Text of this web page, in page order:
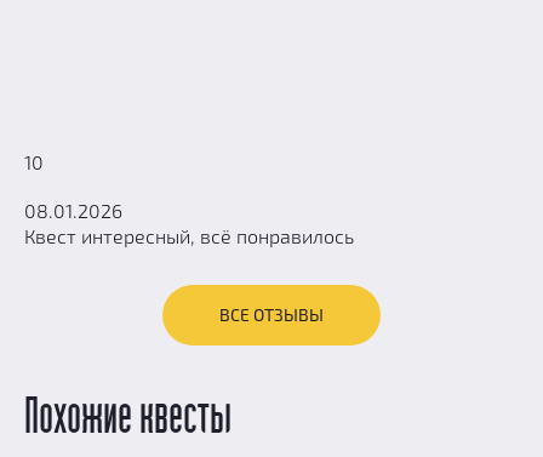
10
08.01.2026
Квест интересный, всё понравилось
ВСЕ ОТЗЫВЫ
Похожие квесты